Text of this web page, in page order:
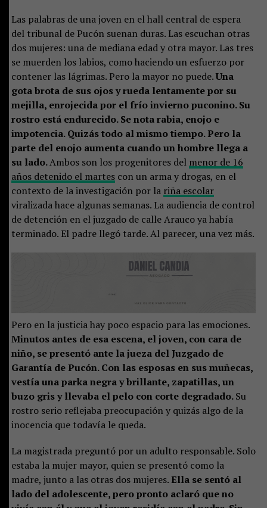
Las palabras de una joven en el hall central de espera
del tribunal de Pucón suenan duras. Las escuchan otras
dos mujeres: una de mediana edad y otra mayor. Las tres
se muerden los labios, como haciendo un esfuerzo por
contener las lágrimas. Pero la mayor no puede.Una
gota brota de sus ojos y rueda lentamente por su
mejilla, enrojecida por el frío invierno puconino. Su
rostro está endurecido. Se nota rabia, enojo e
impotencia. Quizás todo al mismo tiempo. Pero la
parte del enojo aumenta cuando un hombre llega a
su lado.Ambos son los progenitores del menor de 16
años detenido el martescon un arma y drogas, en el
contexto de la investigación por la riña escolar
viralizada hace algunas semanas. La audiencia de control
de detención en el juzgado de calle Arauco ya había
terminado. El padre llegó tarde. Al parecer, una vez más.
Pero en la justicia hay poco espacio para las emociones.
Minutos antes de esa escena, el joven, con cara de
niño, se presentó ante la jueza del Juzgado de
Garantía de Pucón. Con las esposas en sus muñecas,
vestía una parka negra y brillante, zapatillas, un
buzo gris y llevaba el pelo con corte degradado.Su
rostro serio reflejaba preocupación y quizás algo de la
inocencia que todavía le queda.
La magistrada preguntó por un adulto responsable. Solo
estaba la mujer mayor, quien se presentó como la
madre, junto a las otras dos mujeres. Ella se sentó al
lado del adolescente, pero pronto aclaró que no